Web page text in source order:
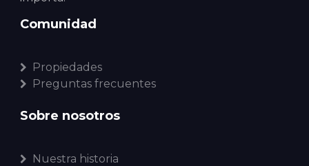
Comunidad
Propiedades
Preguntas frecuentes
Sobre nosotros
Nuestra historia